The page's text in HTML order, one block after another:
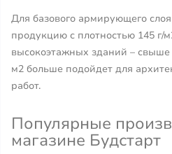
Для базового армирующего
продукцию с плотностью 145 г/
высокоэтажных зданий – свыше
м2 больше подойдет для
работ.
Популярные
магазине Будстарт